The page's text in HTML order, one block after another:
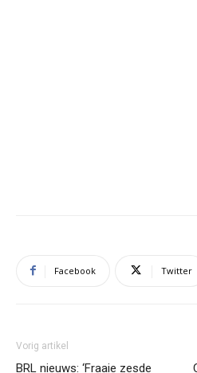
Facebook Twitter
Vorig artikel
BRL nieuws: ‘Fraaie zesde